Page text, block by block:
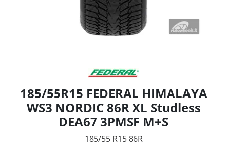
185/55R15 FEDERAL HIMALAYA
WS3 NORDIC 86R XL Studless
DEA67 3PMSF M+S
185/55 R15 86R